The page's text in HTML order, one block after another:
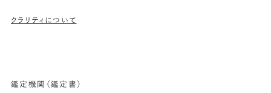
クラリティについて
鑑定機関（鑑定書）